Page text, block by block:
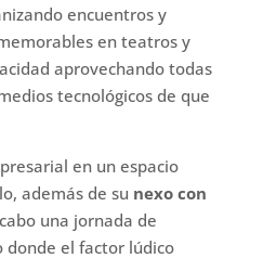
encuentros y
en teatros y
aprovechando todas
tecnológicos de que
en un espacio
además de su nexo con
una jornada de
el factor lúdico